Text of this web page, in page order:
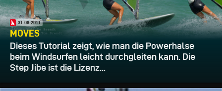
31.08.2011
MOVES
Dieses Tutorial zeigt, wie man die Powerhalse
beim Windsurfen leicht durchgleiten kann. Die
Step Jibe ist die Lizenz...